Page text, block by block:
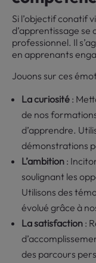
Si l’objectif conatif
d’apprentissage
professionnel. Il
en apprenants
Jouons sur ces
La curiosité :
de nos
d’apprendre.
démonstrations
L’ambition :
soulignant les
Utilisons des
évolué grâce à
La satisfaction :
des parcours